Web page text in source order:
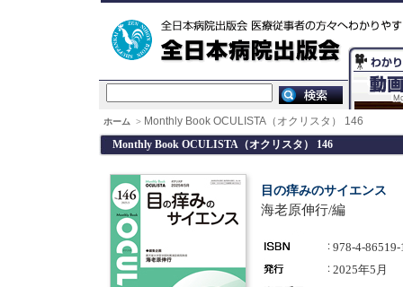
ホーム > Monthly Book OCULISTA（オクリスタ） 146
Monthly Book OCULISTA（オクリスタ） 146
目の痒みのサイエンス
海老原伸行/編
978-4-
2025年5月